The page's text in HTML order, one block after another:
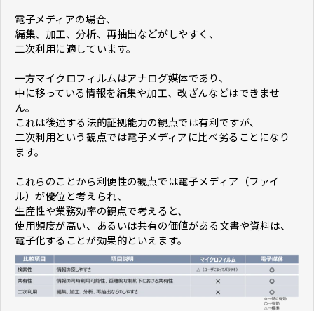
電子メディアの場合、
編集、加工、分析、再抽出などがしやすく、
二次利用に適しています。
一方マイクロフィルムはアナログ媒体であり、
中に移っている情報を編集や加工、改ざんなどはできませ
ん。
これは後述する法的証拠能力の観点では有利ですが、
二次利用という観点では電子メディアに比べ劣ることになり
ます。
これらのことから利便性の観点では電子メディア（ファイ
ル）が優位と考えられ、
生産性や業務効率の観点で考えると、
使用頻度が高い、あるいは共有の価値がある文書や資料は、
電子化することが効果的といえます。